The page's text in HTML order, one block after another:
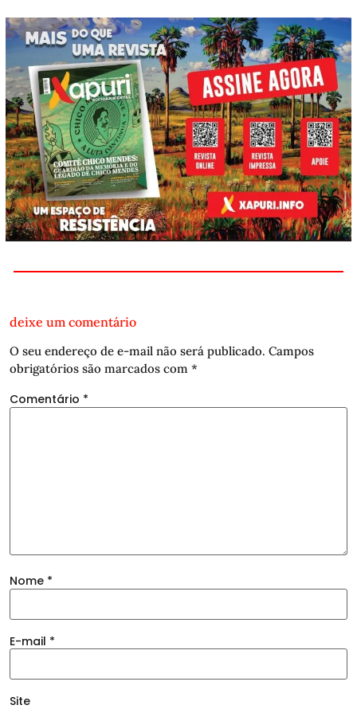
deixe um comentário
O seu endereço de e-mail não será publicado. Campos
obrigatórios são marcados com *
Comentário *
Nome *
E-mail *
Site